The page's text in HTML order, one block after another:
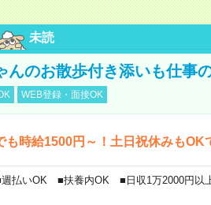
未読
んのお散歩付き添いも仕事
WEB登録・面接OK
時給1500円～！土日祝休みもOK
払いOK ■扶養内OK ■日収1万2000円以